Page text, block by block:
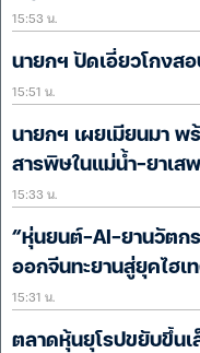
15:53 น.
นายกฯ ปัดเอี่ยวโกงส
15:51 น.
นายกฯ เผยเมียนมา
สารพิษในแม่น้ำ-ยาเ
15:33 น.
“หุ่นยนต์-AI-ยานวัตก
ออกจีนทะยานสู่ยุคไฮเ
15:31 น.
ตลาดหุ้นยุโรปขยับขึ้น